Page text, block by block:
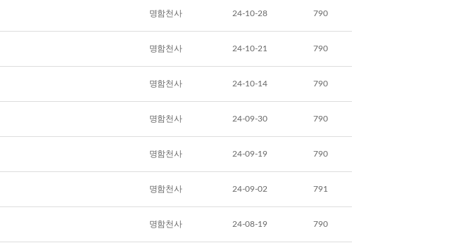
명함천사 24-10-28 790
명함천사 24-10-21 790
명함천사 24-10-14 790
명함천사 24-09-30 790
명함천사 24-09-19 790
명함천사 24-09-02 791
명함천사 24-08-19 790